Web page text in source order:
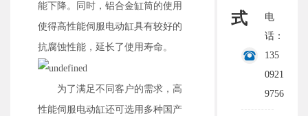
能下降。同时，铝合金缸筒的使用
使得高性能伺服电动缸具有较好的
抗腐蚀性能，延长了使用寿命。
为了满足不同客户的需求，高
性能伺服电动缸还可选用多种国产
式
电
话：
135
0921
9756